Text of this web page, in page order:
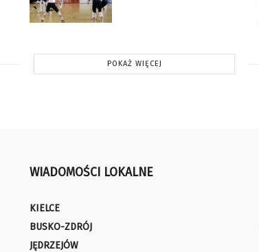
POKAŻ WIĘCEJ
WIADOMOŚCI LOKALNE
KIELCE
BUSKO-ZDRÓJ
JĘDRZEJÓW